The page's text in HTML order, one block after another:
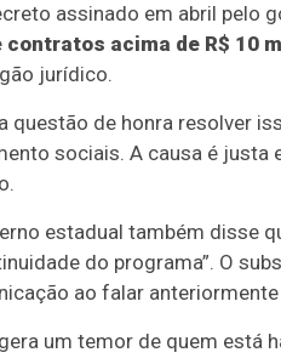
assinado em abril pelo
contratos acima de R$ 10
jurídico.
questão de honra resolver
sociais. A causa é justa
estadual também disse
do programa”. O
ao falar
um temor de quem está